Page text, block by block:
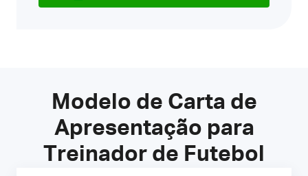
Modelo de Carta de
Apresentação para
Treinador de Futebol